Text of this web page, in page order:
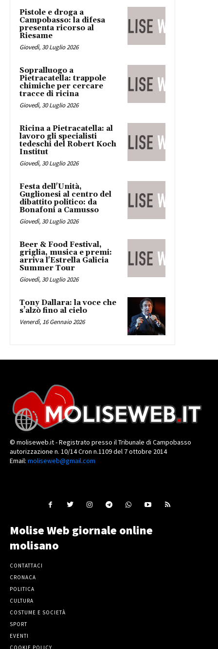
Pistole e droga a
Campobasso: la difesa
presenta ricorso al
Riesame
Giovedì, 30 Luglio 2026
Sopralluogo a
Pietracatella: trappole
chimiche per cercare
tracce di ricina
Giovedì, 30 Luglio 2026
Ricina a Pietracatella: al
lavoro gli specialisti
tedeschi del Robert Koch
Institut
Giovedì, 30 Luglio 2026
Festa dell'Unità,
Guglionesi al centro del
dibattito politico: da
Bonafoni a Camusso
Giovedì, 30 Luglio 2026
Beer & Food Festival,
griglia, musica e premi:
arriva l'Estrella Galicia
Summer Tour
Giovedì, 30 Luglio 2026
Tony Dallara: la voce che
s’alzò fino al cielo
Venerdì, 16 Gennaio 2026
© moliseweb.it - Registrato presso il Tribunale di Campobasso
autorizzazione n. 10/14 Cron n.1109 del 7 ottobre 2014
Email: moliseweb@gmail.com
Molise Web giornale online
molisano
CONTATTACI
CRONACA
POLITICA
CULTURA
COSTUME E SOCIETÀ
SPORT
EVENTI